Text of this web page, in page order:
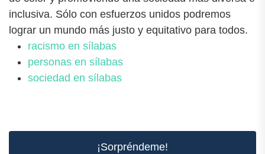
inclusiva. Sólo con esfuerzos unidos podremos
lograr un mundo más justo y equitativo para todos.
racismo en sílabas
personas en sílabas
sociedad en sílabas
¡Sorpréndeme!